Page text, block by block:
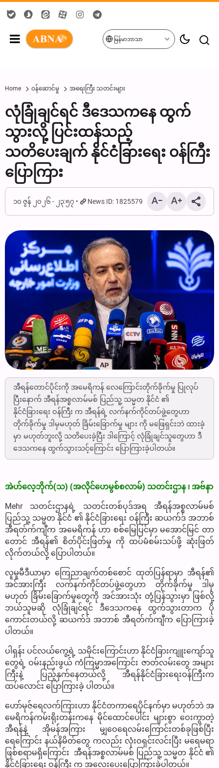
မြန်မာဘာသာ
Home ဝန်ဆောင်မှု အရေးကြီး သတင်းများ
လုံခြုံချင်ရင် ဒီဒေသကနေ ထွက်
သွားလို့ ပြင်းထန်သည့်
သတိပေးချက် နိုင်ငံခြားရေး ဝန်ကြီး
ပြောကြား
၁၀ ဇွန် ၂၀၂၆ - ၂၃:၅၇ News ID: 1825579
အီရန်တောင်ပိုင်းကို အမေရိကန် လေကြောင်းတိုက်ခိုက်မှု ပြုလုပ်
ပြီးနောက် အီရန်အစ္စလာမ်မစ် ပြည်သူ့ သမ္မတ နိုင်ငံ ၏
နိုင်ငံခြားရေး ဝန်ကြီး က အီရန်ရဲ့ လက်နက်ကိုင်တပ်ဖွဲ့တွေဟာ
တိုက်ခိုက်မှု ဒါမှမဟုတ် ခြိမ်းခြောက်မှု များ ကို မဖြေရှင်းဘဲ ထားခဲ့
မှာ မဟုတ်ဘူးလို့ သတိပေးခဲ့ပြီး ဒါကြောင့် လုံခြုံချင်သူတွေဟာ ဒီ
ဒေသကနေ ထွက်သွားသင့်ကြောင်း ပြောကြားခဲ့ပါတယ်။
အဲဟ်လေ့ဘိုက်(သ) (အလိုင်ဟေမွစ်စလာမ်) သတင်းဌာန ၊ အဗ်နာ
Mehr သတင်းဌာနရဲ့ သတင်းတစ်ပုဒ်အရ အီရန်အစ္စလာမ်မစ်
ပြည်သူ့ သမ္မတ နိုင်ငံ ၏ နိုင်ငံခြားရေး ဝန်ကြီး ဆယက်ဒ် အဘာစ်
အီရတ်က်ကျီက အမေရိကန် ဟာ စစ်မြေပြင်မှာ မအောင်မြင် တာ
တောင် အီရန်၏ စိတ်ပိုင်းဖြတ်မှု ကို ထပ်မံစမ်းသပ်ဖို့ ဆုံးဖြတ်
လိုက်တယ်လို့ ပြောပါတယ်။
လူမှုမီဒီယာမှာ ကြေညာချက်တစ်စောင် ထုတ်ပြန်ရာမှာ အီရန်၏
အင်အားကြီး လက်နက်ကိုင်တပ်ဖွဲ့တွေဟာ တိုက်ခိုက်မှု ဒါမှ
မဟုတ် ခြိမ်းခြောက်မှုတွေကို အင်အားသုံး တုံ့ပြန်သွားမှာ ဖြစ်လို့
ဘယ်သူမဆို လုံခြုံချင်ရင် ဒီဒေသကနေ ထွက်သွားတာက ပို
ကောင်းတယ်လို့ ဆယက်ဒ် အဘာစ် အီရတ်က်ကျီက ပြောကြားခဲ့
ပါတယ်။
ပါရှန်း ပင်လယ်ကွေ့ရဲ့ သမိုင်းကြောင်းဟာ နိုင်ငံခြားကျူးကျော်သူ
တွေရဲ့ ဝမ်းနည်းဖွယ် ကံကြမ္မာအကြောင်း ဇာတ်လမ်းတွေ အများ
ကြီးနဲ့ ပြည့်နှက်နေတယ်လို့ အီရန်နိုင်ငံခြားရေးဝန်ကြီးက
ထပ်လောင်း ပြောကြားခဲ့ ပါတယ်။
ဟော်မုဇ်ရေလက်ကြားဟာ နိုင်ငံတကာရေပိုင်နက်မှာ မဟုတ်ဘဲ အ
မေရိကန်ကမ်းရိုးတန်းကနေ မိုင်ထောင်ပေါင်း များစွာ ဝေးကွာတဲ့
အီရန်နဲ့ အိုမန်အကြား မျှဝေရေလမ်းကြောင်းတစ်ခုဖြစ်ပြီး
ရေကြောင်း နယ်နိမိတ်တွေ ကလည်း လုံးဝရှင်းလင်းပြီး မရေမရာ
ဖြစ်စရာမရှိကြောင်း အီရန်အစ္စလာမ်မစ် ပြည်သူ့ သမ္မတ နိုင်ငံ ၏
နိုင်ငံခြားရေး ဝန်ကြီး က အလေးပေးပြောကြားခဲ့ပါတယ်။